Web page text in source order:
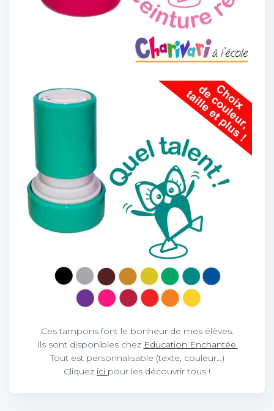
Ces tampons font le bonheur de mes élèves.
Ils sont disponibles chez Education Enchantée.
Tout est personnalisable (texte, couleur…)
Cliquez ici pour les découvrir tous !